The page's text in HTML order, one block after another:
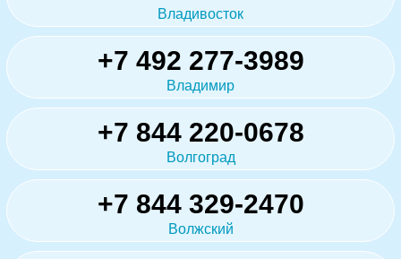
Владивосток
+7 492 277-3989
Владимир
+7 844 220-0678
Волгоград
+7 844 329-2470
Волжский